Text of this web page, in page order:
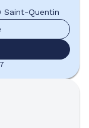
Saint-Quentin